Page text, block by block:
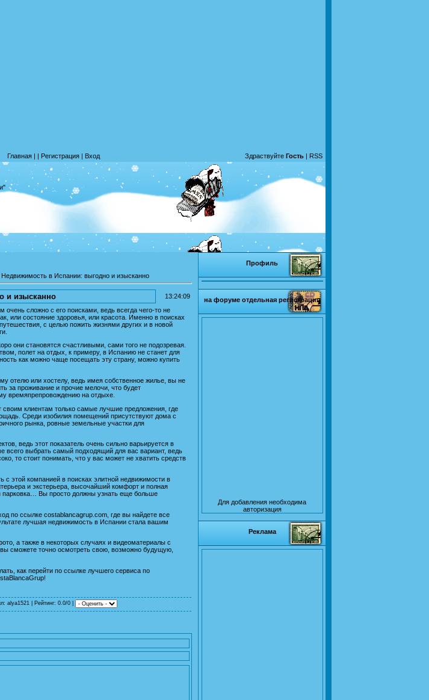
Главная| | Регистрация| Вход Здраствуйте Гость | RSS
в Испании: выгодно и изысканно
и изысканно
13:24:09
сложно с его поисками, ведь всегда чего-то не
или состояние здоровья, или красота. Именно в поисках
с целью пожить жизнями других и в новой
они становятся счастливыми, сами того не подозревая.
полет на отдых, к примеру, в Испанию не станет для
как можно чаще посещать эту страну, можно купить
отелю или хостелу, ведь имея собственное жилье, вы не
за проживание и прочие мелочи, что будет
времяпрепровождению на отдыхе.
своим клиентам только самые лучшие предложения, где
Среди изобилия помещений присутствуют дома с
рынка, ровные земельные участки для
ведь этот показатель очень сильно варьируется в
всего выбрать самый подходящий для вас вариант, ведь
то стоит понимать, что у вас может не хватить средств
с этой компанией в поисках элитной недвижимости в
и экстерьера, высочайший комфорт и полная
парковка… Вы просто должны узнать еще больше
по ссылке costablancagrup.com, где вы найдете все
лучшая недвижимость в Испании стала вашим
а также в некоторых случаях и видеоматериалы с
сможете точно осмотреть свою, возможно будущую,
как перейти по ссылке лучшего сервиса по
: alya1521 Рейтинг: 0.0/0 |
Профиль
на форуме отдельная регистрация
Для добавления необходима
авторизация
Реклама